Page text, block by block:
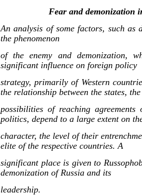
Fear and demonization
An analysis of some factors, such as
the phenomenon
of the enemy and demonization,
significant influence on foreign policy
strategy, primarily of Western
the relationship between the states, the
possibilities of reaching
politics, depend to a large extent on
character, the level of their
elite of the respective countries. A
significant place is given to
demonization of Russia and its
leadership.